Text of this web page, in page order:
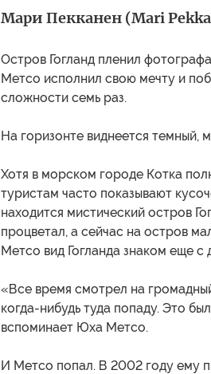
Мари Пекканен (Mari
Остров Гогланд пленил
Метсо исполнил свою мечту и
сложности семь раз.
На горизонте виднеется темный,
Хотя в морском городе Котка
туристам часто показывают
находится мистический остров
процветал, а сейчас на остров
Метсо вид Гогланда знаком еще с
«Все время смотрел на
когда-нибудь туда попаду. Это
вспоминает Юха Метсо.
И Метсо попал. В 2002 году ему